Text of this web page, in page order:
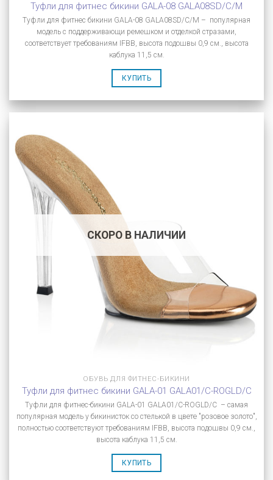
Туфли для фитнес бикини GALA-08 GALA08SD/C/M
Туфли для фитнес бикини GALA-08 GALA08SD/C/M – популярная
модель с поддерживающи ремешком и отделкой стразами,
соответствует требованиям IFBB, высота подошвы 0,9 см., высота
каблука 11,5 см.
КУПИТЬ
СКОРО В НАЛИЧИИ
ОБУВЬ ДЛЯ ФИТНЕС-БИКИНИ
Туфли для фитнес бикини GALA-01 GALA01/C-ROGLD/C
Туфли для фитнес-бикини GALA-01 GALA01/C-ROGLD/C – самая
популярная модель у бикинисток со стелькой в цвете "розовое золото",
полностью соответствуют требованиям IFBB, высота подошвы 0,9 см.,
высота каблука 11,5 см.
КУПИТЬ